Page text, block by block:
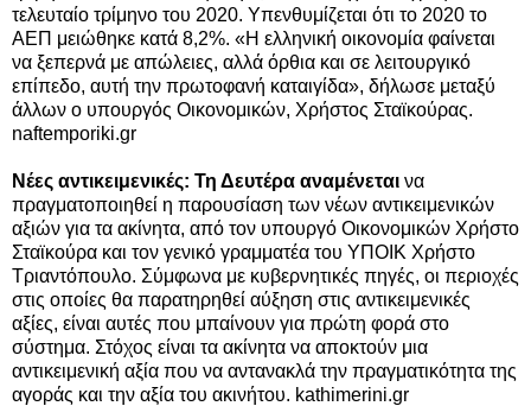
τελευταίο τρίμηνο του 2020. Υπενθυμίζεται ότι το 2020 το
ΑΕΠ μειώθηκε κατά 8,2%. «Η ελληνική οικονομία φαίνεται
να ξεπερνά με απώλειες, αλλά όρθια και σε λειτουργικό
επίπεδο, αυτή την πρωτοφανή καταιγίδα», δήλωσε μεταξύ
άλλων ο υπουργός Οικονομικών, Χρήστος Σταϊκούρας.
naftemporiki.gr
Νέες αντικειμενικές: Τη Δευτέρα αναμένεται να
πραγματοποιηθεί η παρουσίαση των νέων αντικειμενικών
αξιών για τα ακίνητα, από τον υπουργό Οικονομικών Χρήστο
Σταϊκούρα και τον γενικό γραμματέα του ΥΠΟΙΚ Χρήστο
Τριαντόπουλο. Σύμφωνα με κυβερνητικές πηγές, οι περιοχές
στις οποίες θα παρατηρηθεί αύξηση στις αντικειμενικές
αξίες, είναι αυτές που μπαίνουν για πρώτη φορά στο
σύστημα. Στόχος είναι τα ακίνητα να αποκτούν μια
αντικειμενική αξία που να αντανακλά την πραγματικότητα της
αγοράς και την αξία του ακινήτου. kathimerini.gr